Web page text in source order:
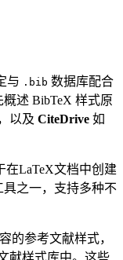
与 .bib 数据库配合
述 BibTeX 样式原
以及 CiteDrive 如
在LaTeX文档中创建
之一，支持多种不
的参考文献样式，
献样式库中。这些